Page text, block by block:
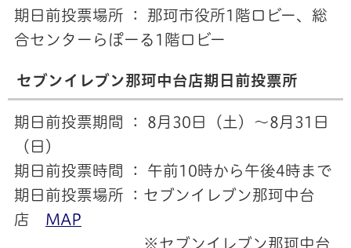
期日前投票場所 ： 那珂市役所1階ロビー、総
合センターらぽーる1階ロビー
セブンイレブン那珂中台店期日前投票所
期日前投票期間 ： 8月30日（土）～8月31日
（日）
期日前投票時間 ： 午前10時から午後4時まで
期日前投票場所 ：セブンイレブン那珂中台
店 MAP
※セブンイレブン那珂中台